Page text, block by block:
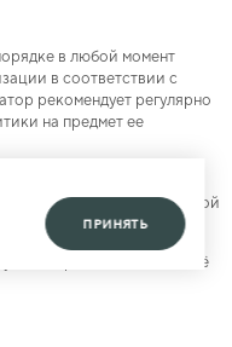
ПРИНЯТЬ
в любой момент
в соответствии с
рекомендует регулярно
на предмет ее
силу с момента ее
не предусмотрено новой
бессрочно до замены её